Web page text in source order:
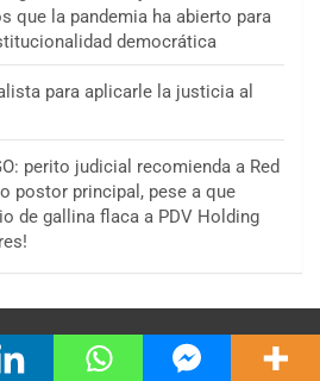
que la pandemia ha abierto para
democrática
para aplicarle la justicia al
perito judicial recomienda a Red
postor principal, pese a que
de gallina flaca a PDV Holding